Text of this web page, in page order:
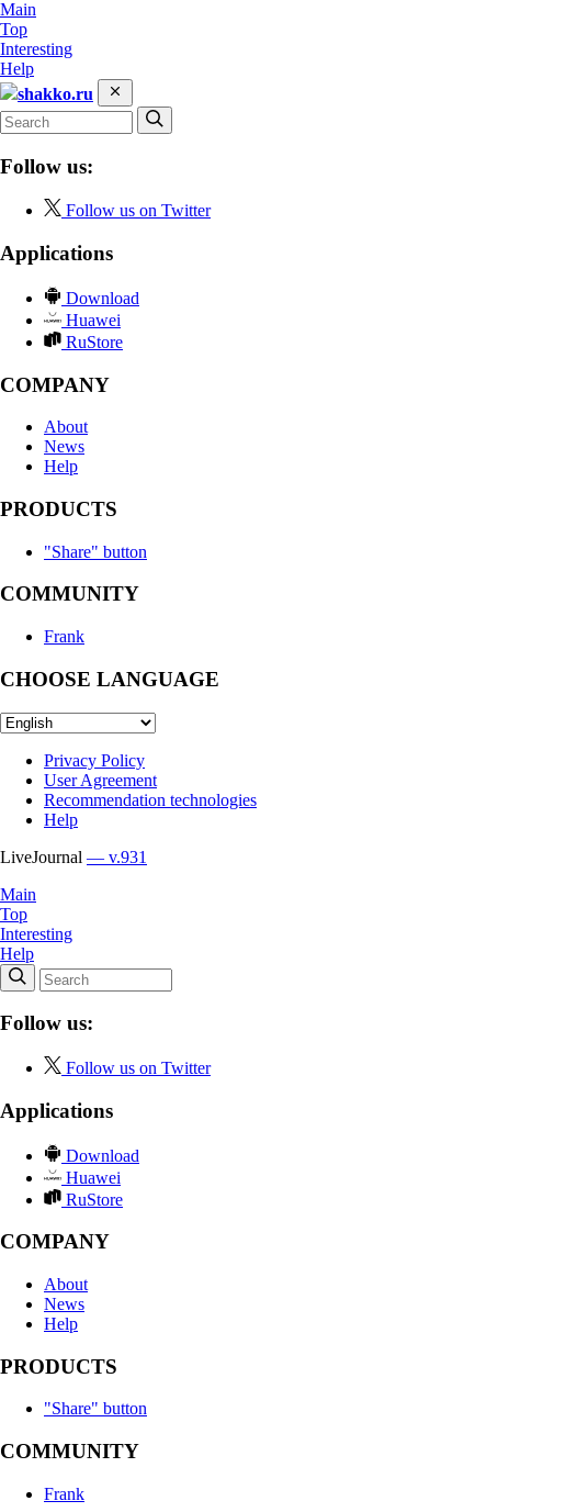
Main
Top
Interesting
Help
shakko.ru
Follow us:
Follow us on Twitter
Applications
Download
Huawei
RuStore
COMPANY
About
News
Help
PRODUCTS
"Share" button
COMMUNITY
Frank
CHOOSE LANGUAGE
Privacy Policy
User Agreement
Recommendation technologies
Help
LiveJournal — v.931
Main
Top
Interesting
Help
Follow us:
Follow us on Twitter
Applications
Download
Huawei
RuStore
COMPANY
About
News
Help
PRODUCTS
"Share" button
COMMUNITY
Frank